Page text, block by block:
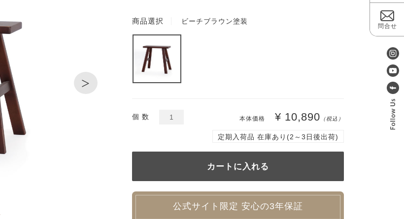
問合せ
>
商品選択 ビーチブラウン塗装
個 数 本体価格 ¥ 10,890 （税込）
定期入荷品 在庫あり(2～3日後出荷)
公式サイト限定 安心の3年保証